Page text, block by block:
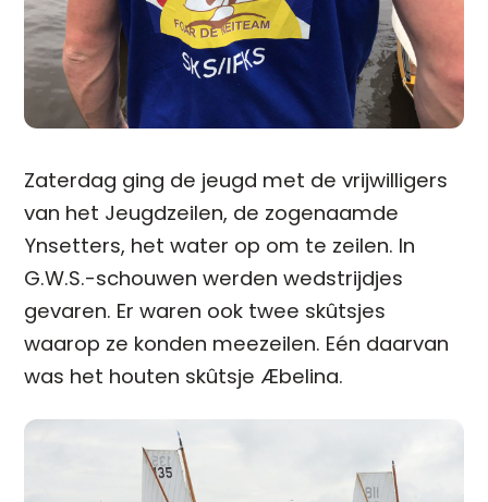
Zaterdag ging de jeugd met de vrijwilligers
van het Jeugdzeilen, de zogenaamde
Ynsetters, het water op om te zeilen. In
G.W.S.-schouwen werden wedstrijdjes
gevaren. Er waren ook twee skûtsjes
waarop ze konden meezeilen. Eén daarvan
was het houten skûtsje Æbelina.